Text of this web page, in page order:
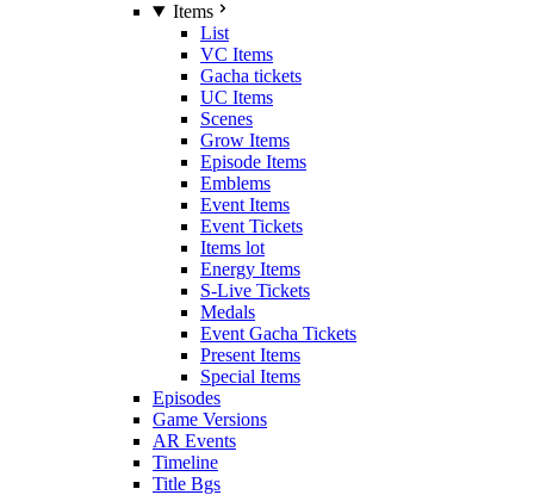
Items
List
VC Items
Gacha tickets
UC Items
Scenes
Grow Items
Episode Items
Emblems
Event Items
Event Tickets
Items lot
Energy Items
S-Live Tickets
Medals
Event Gacha Tickets
Present Items
Special Items
Episodes
Game Versions
AR Events
Timeline
Title Bgs